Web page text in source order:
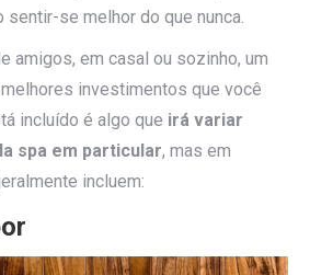
sentir-se melhor do que nunca.
amigos, em casal ou sozinho, um
investimentos que você
incluído é algo que irá variar
spa em particular, mas em
incluem: